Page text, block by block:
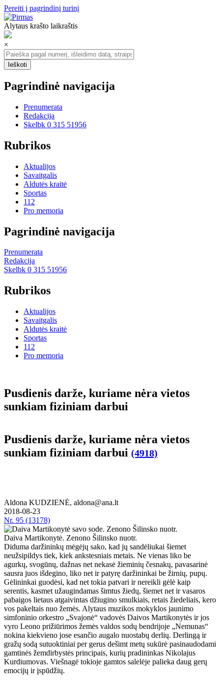
Pereiti į pagrindinį turinį
Alytaus krašto laikraštis
×
Pagrindinė navigacija
Prenumerata
Redakcija
Skelbk 0 315 51956
Rubrikos
Aktualijos
Savaitgalis
Aldutės kraitė
Sportas
112
Pro memoria
Pagrindinė navigacija
Prenumerata
Redakcija
Skelbk 0 315 51956
Rubrikos
Aktualijos
Savaitgalis
Aldutės kraitė
Sportas
112
Pro memoria
Pusdienis darže, kuriame nėra vietos
sunkiam fiziniam darbui
Pusdienis darže, kuriame nėra vietos
sunkiam fiziniam darbui (4918)
Aldona KUDZIENĖ, aldona@ana.lt
2018-08-23
Nr. 95 (13178)
Daiva Martikonytė. Zenono Šilinsko nuotr.
Diduma daržininkų mėgėjų sako, kad jų sandėliukai šiemet
neužsipildys tiek, kiek ankstesniais metais. Ne vienas liko be
agurkų, svogūnų, dažnas net nekasė žieminių česnakų, pavasarinė
sausra juos išdegino, liko net ir patyrę daržininkai be žirnių, pupų.
Gėlininkai guodėsi, kad net tokia patvari ir nereikli gėlė kaip
serentis, kasmet užaugindamas šimtus žiedų, šiemet net ir vasaros
pabaigos lietaus atgaivintas džiugino smulkiais, retais žiedeliais, kero
vos pakeltais nuo žemės. Alytaus muzikos mokyklos jaunimo
simfoninio orkestro „Svajonė“ vadovės Daivos Martikonytės ir jos
vyro Leono prižiūrimos žemės valdos sodų bendrijoje „Nemunas“
nokina kiekvieno jose esančio augalo nuostabų derlių. Derlingą ir
gražų sodą sutuoktiniai per gerus dešimt metų sukūrė pasinaudodami
gamtinės žemdirbystės principais, kurių pradininkas Nikolajus
Kurdiumovas. Viešnagė tokioje gamtos salelėje palieka daug gerų
emocijų ir įspūdžių.